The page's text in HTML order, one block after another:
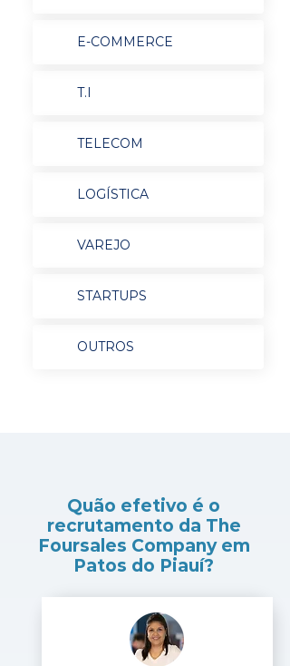
E-COMMERCE
T.I
TELECOM
LOGÍSTICA
VAREJO
STARTUPS
OUTROS
Quão efetivo é o
recrutamento da The
Foursales Company em
Patos do Piauí?